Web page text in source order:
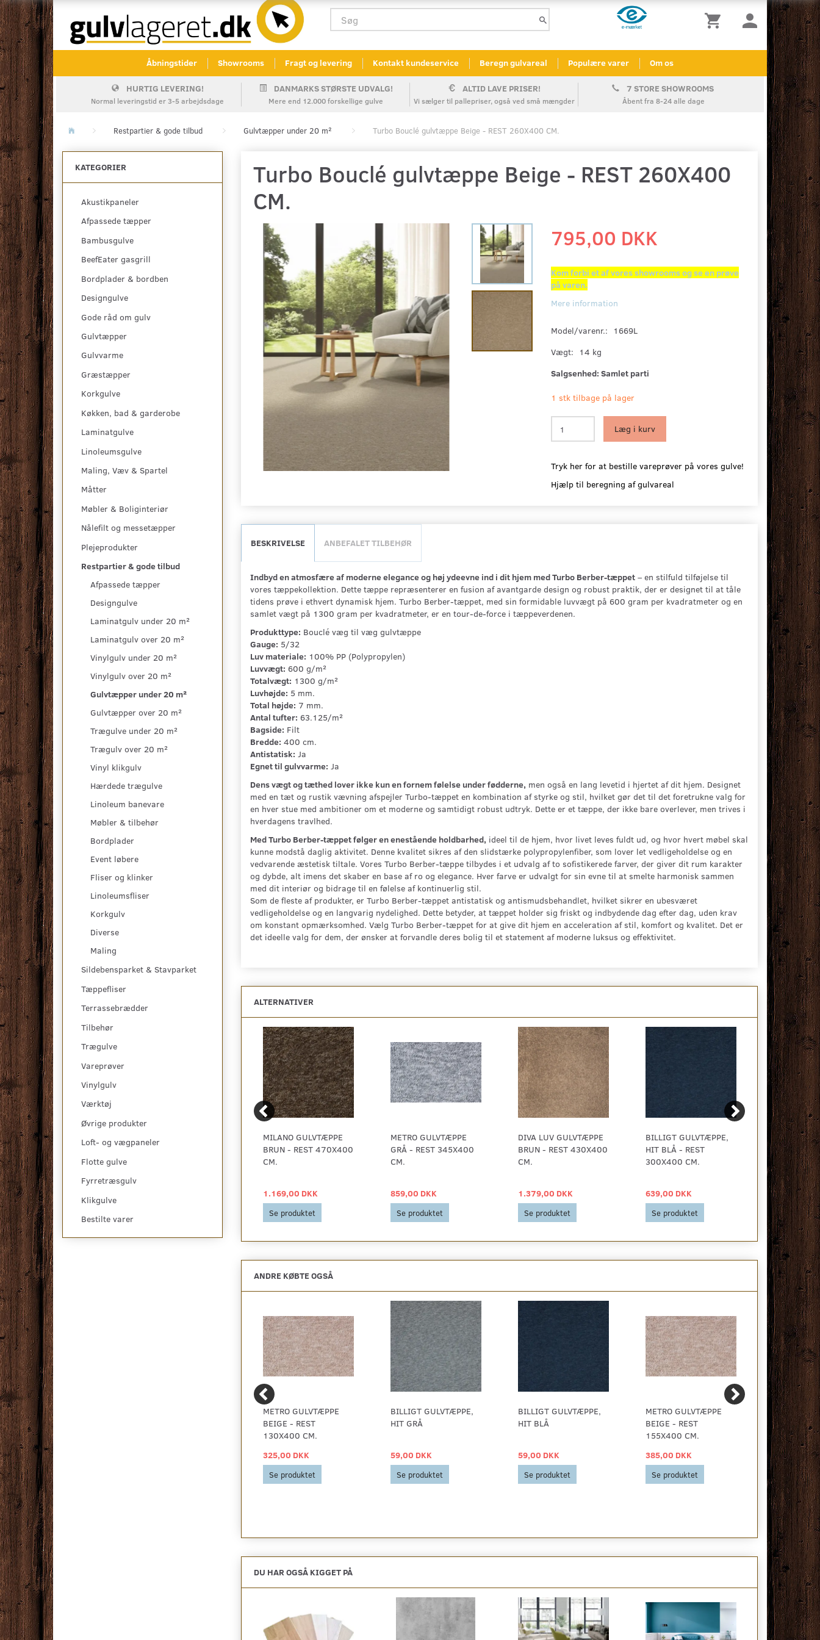
Åbningstider Showrooms Fragt og levering Kontakt kundeservice Beregn gulvareal Populære varer Om os
HURTIG LEVERING!
Normal leveringstid er 3-5 arbejdsdage
DANMARKS STØRSTE UDVALG!
Mere end 12.000 forskellige gulve
ALTID LAVE PRISER!
Vi sælger til pallepriser, også ved små mængder
7 STORE SHOWROOMS
Åbent fra 8-24 alle dage
Restpartier & gode tilbud Gulvtæpper under 20 m² Turbo Bouclé gulvtæppe Beige - REST 260X400 CM.
KATEGORIER
Akustikpaneler
Afpassede tæpper
Bambusgulve
BeefEater gasgrill
Bordplader & bordben
Designgulve
Gode råd om gulv
Gulvtæpper
Gulvvarme
Græstæpper
Korkgulve
Køkken, bad & garderobe
Laminatgulve
Linoleumsgulve
Maling, Væv & Spartel
Måtter
Møbler & Boliginteriør
Nålefilt og messetæpper
Plejeprodukter
Restpartier & gode tilbud
Afpassede tæpper
Designgulve
Laminatgulv under 20 m²
Laminatgulv over 20 m²
Vinylgulv under 20 m²
Vinylgulv over 20 m²
Gulvtæpper under 20 m²
Gulvtæpper over 20 m²
Trægulve under 20 m²
Trægulv over 20 m²
Vinyl klikgulv
Hærdede trægulve
Linoleum banevare
Møbler & tilbehør
Bordplader
Event løbere
Fliser og klinker
Linoleumsfliser
Korkgulv
Diverse
Maling
Sildebensparket & Stavparket
Tæppefliser
Terrassebrædder
Tilbehør
Trægulve
Vareprøver
Vinylgulv
Værktøj
Øvrige produkter
Loft- og vægpaneler
Flotte gulve
Fyrretræsgulv
Klikgulve
Bestilte varer
Turbo Bouclé gulvtæppe Beige - REST 260X400
CM.
795,00 DKK
Kom forbi et af vores showrooms og se en prøve
på varen.
Mere information
Model/varenr.:
1669L
Vægt:
14 kg
Salgsenhed: Samlet parti
1 stk tilbage på lager
Læg i kurv
Tryk her for at bestille vareprøver på vores gulve!
Hjælp til beregning af gulvareal
BESKRIVELSE ANBEFALET TILBEHØR
Indbyd en atmosfære af moderne elegance og høj ydeevne ind i dit hjem med Turbo Berber-tæppet– en stilfuld tilføjelse til
vores tæppekollektion. Dette tæppe repræsenterer en fusion af avantgarde design og robust praktik, der er designet til at tåle
tidens prøve i ethvert dynamisk hjem. Turbo Berber-tæppet, med sin formidable luvvægt på 600 gram per kvadratmeter og en
samlet vægt på 1300 gram per kvadratmeter, er en tour-de-force i tæppeverdenen.
Produkttype: Bouclé væg til væg gulvtæppe
Gauge: 5/32
Luv materiale: 100% PP (Polypropylen)
Luvvægt: 600 g/m²
Totalvægt: 1300 g/m²
Luvhøjde: 5 mm.
Total højde: 7 mm.
Antal tufter: 63.125/m²
Bagside: Filt
Bredde: 400 cm.
Antistatisk: Ja
Egnet til gulvvarme: Ja
Dens vægt og tæthed lover ikke kun en fornem følelse under fødderne, men også en lang levetid i hjertet af dit hjem. Designet
med en tæt og rustik vævning afspejler Turbo-tæppet en kombination af styrke og stil, hvilket gør det til det foretrukne valg for
en hver stue med ambitioner om et moderne og samtidigt robust udtryk. Dette er et tæppe, der ikke bare overlever, men trives i
hverdagens travlhed.
Med Turbo Berber-tæppet følger en enestående holdbarhed, ideel til de hjem, hvor livet leves fuldt ud, og hvor hvert møbel skal
kunne modstå daglig aktivitet. Denne kvalitet sikres af den slidstærke polypropylenfiber, som lover let vedligeholdelse og en
vedvarende æstetisk tiltale. Vores Turbo Berber-tæppe tilbydes i et udvalg af to sofistikerede farver, der giver dit rum karakter
og dybde, alt imens det skaber en base af ro og elegance. Hver farve er udvalgt for sin evne til at smelte harmonisk sammen
med dit interiør og bidrage til en følelse af kontinuerlig stil.
Som de fleste af produkter, er Turbo Berber-tæppet antistatisk og antismudsbehandlet, hvilket sikrer en ubesværet
vedligeholdelse og en langvarig nydelighed. Dette betyder, at tæppet holder sig friskt og indbydende dag efter dag, uden krav
om konstant opmærksomhed. Vælg Turbo Berber-tæppet for at give dit hjem en acceleration af stil, komfort og kvalitet. Det er
det ideelle valg for dem, der ønsker at forvandle deres bolig til et statement af moderne luksus og effektivitet.
ALTERNATIVER
SISALTÆPPE FINE LYS
BEIGE - REST
300X400 CM.
2.585,00 DKK
Se produktet
TURBO BOUCLÉ
GULVTÆPPE BEIGE -
MILANO GULVTÆPPE
BRUN - REST 470X400
CM.
1.169,00 DKK
Se produktet
METRO GULVTÆPPE
GRÅ - REST 345X400
CM.
859,00 DKK
Se produktet
DIVA LUV GULVTÆPPE
BRUN - REST 430X400
CM.
1.379,00 DKK
Se produktet
BILLIGT GULVTÆPPE,
HIT BLÅ - REST
300X400 CM.
639,00 DKK
Se produktet
SORT
MED
390X200
275,00 DKK
Se
ANDRE KØBTE OGSÅ
BILLIGT GULVTÆPPE,
HIT SORT
59,00 DKK
Se produktet
METRO GULVTÆPPE
BEIGE - REST
130X400 CM.
325,00 DKK
Se produktet
BILLIGT GULVTÆPPE,
HIT GRÅ
59,00 DKK
Se produktet
BILLIGT GULVTÆPPE,
HIT BLÅ
59,00 DKK
Se produktet
METRO GULVTÆPPE
BEIGE - REST
155X400 CM.
385,00 DKK
Se produktet
BILLIGT
HIT BEIGE
59,00 DKK
Se
DU HAR OGSÅ KIGGET PÅ